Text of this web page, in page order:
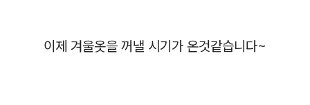
이제 겨울옷을 꺼낼 시기가 온것같습니다~